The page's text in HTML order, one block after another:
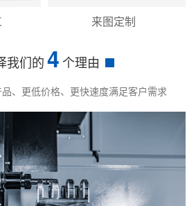
来图定制
我们的4个理由
、更低价格、更快速度满足客户需求